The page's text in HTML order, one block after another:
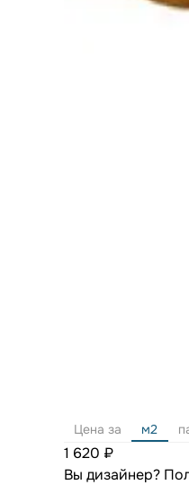
Цена за м2
1 620 ₽
Вы дизайнер?